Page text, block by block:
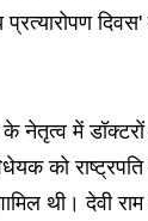
दिवस'
नेतृत्व में
को राष्ट्रपति
थी। देवी